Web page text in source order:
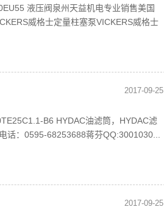
液压阀泉州天益机电专业销售美国
威格士定量柱塞泵VICKERS威格士
2017-09-25
B6 HYDAC油滤筒，HYDAC滤
话：0595-68253688蒋芬QQ:3001030...
2017-09-25